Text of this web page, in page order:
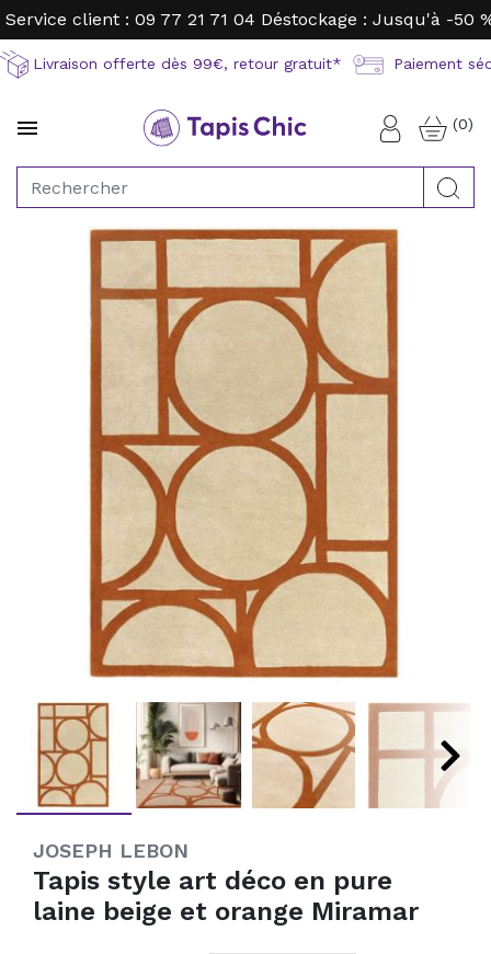
Service client : 09 77 21 71 04 Déstockage : Jusqu'à -50
Livraison offerte dès 99€, retour gratuit* Paiement
 Connexion
(0)
JOSEPH LEBON
Tapis style art déco en pure
laine beige et orange Miramar